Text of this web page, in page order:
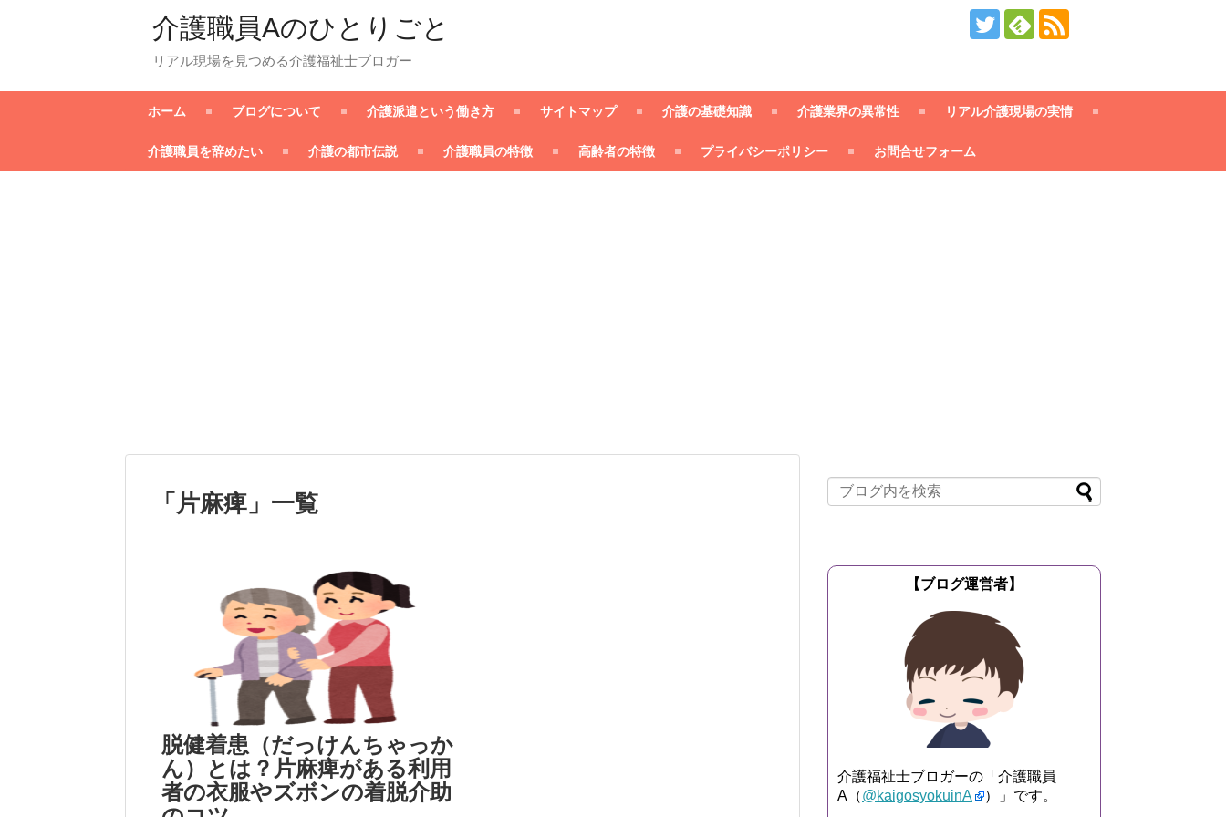
介護職員Aのひとりごと
リアル現場を見つめる介護福祉士ブロガー
ホーム ブログについて 介護派遣という働き方 サイトマップ 介護の基礎知識 介護業界の異常性 リアル介護現場の実情
介護職員を辞めたい 介護の都市伝説 介護職員の特徴 高齢者の特徴 プライバシーポリシー お問合せフォーム
「 片麻痺 」 一覧
脱健着患（だっけんちゃっか
ん）とは？片麻痺がある利用
者の衣服やズボンの着脱介助
【ブログ運営者】
介護福祉士ブロガーの「介護職員
A（@kaigosyokuinA ）」です。